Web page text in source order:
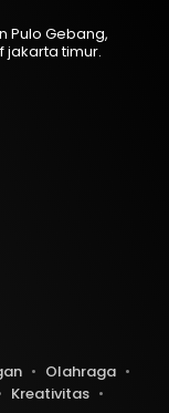
Pulo Gebang,
jakarta timur.
Olahraga
Kreativitas